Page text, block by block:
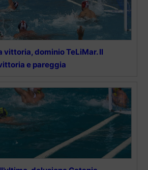
vittoria, dominio TeLiMar. Il
e pareggia